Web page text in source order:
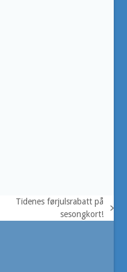
Tidenes førjulsrabatt på
sesongkort!